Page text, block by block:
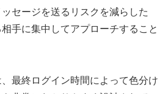
セージを送るリスクを減らした
手に集中してアプローチすること
最終ログイン時間によって色分け